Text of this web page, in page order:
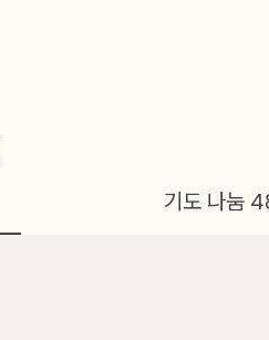
기도 나눔